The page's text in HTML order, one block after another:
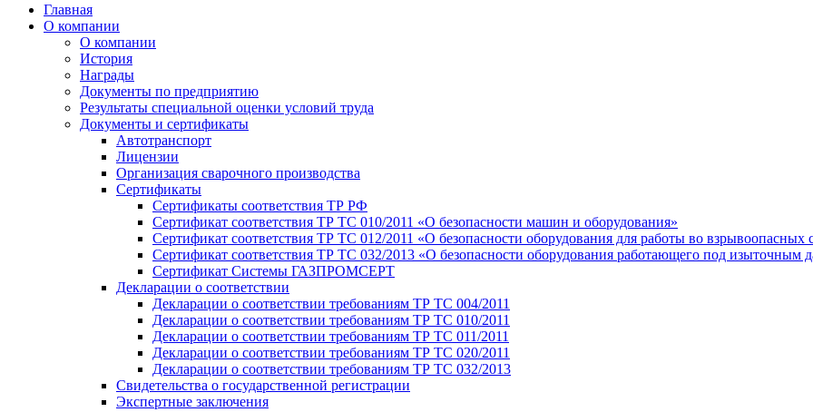
Главная
О компании
О компании
История
Награды
Документы по предприятию
Результаты специальной оценки условий труда
Документы и сертификаты
Автотранспорт
Лицензии
Организация сварочного производства
Cертификаты
Сертификаты соответствия ТР РФ
Сертификат соответствия ТР ТС 010/2011 «О безопасности машин и оборудования»
Сертификат соответствия ТР ТС 012/2011 «О безопасности оборудования для работы во взрывоопасных
Сертификат соответствия ТР ТС 032/2013 «О безопасности оборудования работающего под изыточным
Сертификат Системы ГАЗПРОМСЕРТ
Декларации о соответствии
Декларации о соответствии требованиям ТР ТС 004/2011
Декларации о соответствии требованиям ТР ТС 010/2011
Декларации о соответствии требованиям ТР ТС 011/2011
Декларации о соответствии требованиям ТР ТС 020/2011
Декларации о соответствии требованиям ТР ТС 032/2013
Свидетельства о государственной регистрации
Экспертные заключения